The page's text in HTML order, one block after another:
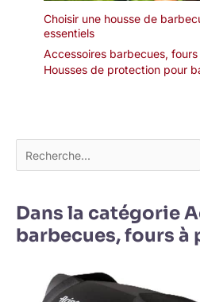
Choisir une housse de
essentiels
Accessoires barbecues,
Housses de protection pour
Dans la catégorie
barbecues, fours à